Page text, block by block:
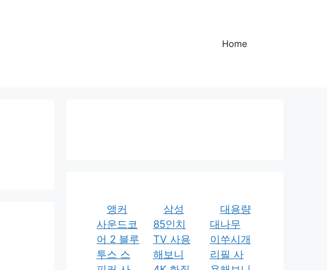
Home
앵커
사운드코
어 2 블루
투스 스
삼성
85인치
TV 사용
해보니
대용량
대나무
이쑤시개
리필 사